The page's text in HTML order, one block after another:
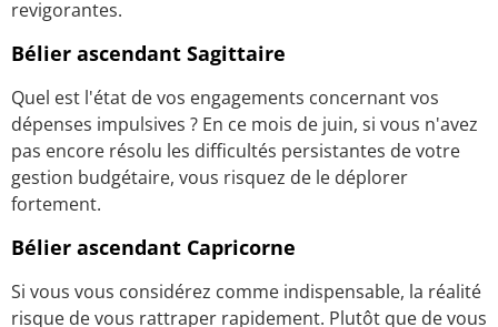
revigorantes.
Bélier ascendant Sagittaire
Quel est l'état de vos engagements concernant vos
dépenses impulsives ? En ce mois de juin, si vous n'avez
pas encore résolu les difficultés persistantes de votre
gestion budgétaire, vous risquez de le déplorer
fortement.
Bélier ascendant Capricorne
Si vous vous considérez comme indispensable, la réalité
risque de vous rattraper rapidement. Plutôt que de vous